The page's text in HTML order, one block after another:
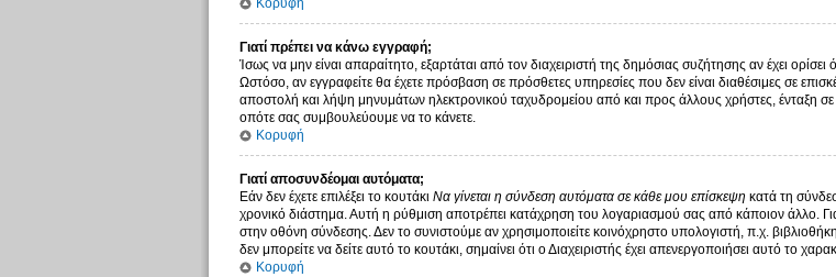
Κορυφή
Γιατί πρέπει να κάνω εγγραφή;
Ίσως να μην είναι απαραίτητο, εξαρτάται από τον διαχειριστή της δημόσιας συζήτησης αν έχει
Ωστόσο, αν εγγραφείτε θα έχετε πρόσβαση σε πρόσθετες υπηρεσίες που δεν είναι διαθέσιμες σε
αποστολή και λήψη μηνυμάτων ηλεκτρονικού ταχυδρομείου από και προς άλλους χρήστες, ένταξη
οπότε σας συμβουλεύουμε να το κάνετε.
Κορυφή
Γιατί αποσυνδέομαι αυτόματα;
Εάν δεν έχετε επιλέξει το κουτάκι Να γίνεται η σύνδεση αυτόματα σε κάθε μου επίσκεψη κατά τη
χρονικό διάστημα. Αυτή η ρύθμιση αποτρέπει κατάχρηση του λογαριασμού σας από κάποιον άλλο.
στην οθόνη σύνδεσης. Δεν το συνιστούμε αν χρησιμοποιείτε κοινόχρηστο υπολογιστή, π.χ.
δεν μπορείτε να δείτε αυτό το κουτάκι, σημαίνει ότι ο Διαχειριστής έχει απενεργοποιήσει αυτό το
Κορυφή